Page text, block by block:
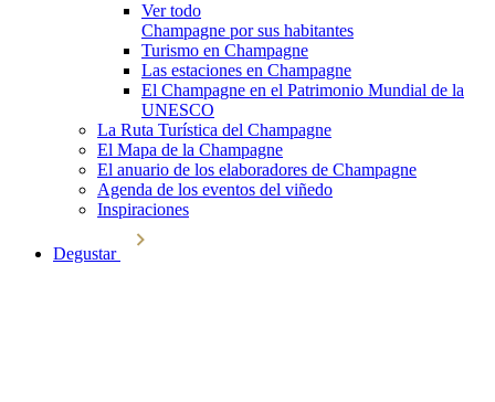
Ver todo
Champagne por sus habitantes
Turismo en Champagne
Las estaciones en Champagne
El Champagne en el Patrimonio Mundial de la
UNESCO
La Ruta Turística del Champagne
El Mapa de la Champagne
El anuario de los elaboradores de Champagne
Agenda de los eventos del viñedo
Inspiraciones
Degustar